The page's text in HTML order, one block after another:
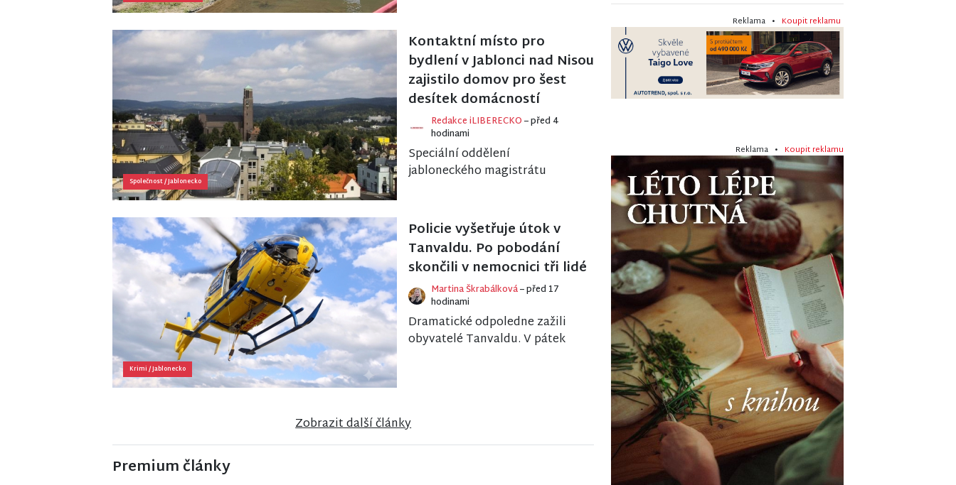
Společnost/Jablonecko
Kontaktní místo pro
bydlení v Jablonci nad Nisou
zajistilo domov pro šest
desítek domácností
Redakce iLIBERECKO– před 4
hodinami
Speciální oddělení
jabloneckého magistrátu
nad hlavou 61 domácnostem v
k...
Krimi /Jablonecko
Policie vyšetřuje útok v
Tanvaldu. Po pobodání
skončili v nemocnici tři lidé
Martina Škrabálková– před 17
hodinami
Dramatické odpoledne zažili
obyvatelé Tanvaldu. V pátek
Zobrazit další články
Premium články
Reklama • Koupit reklamu
Reklama • Koupit reklamu